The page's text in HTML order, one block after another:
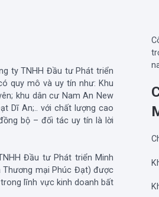
ty TNHH Đầu tư Phát triển
quy mô và uy tín như: Khu
khu dân cư Nam An New
Dĩ An;.. với chất lượng cao
bộ – đối tác uy tín là lời
Đầu tư Phát triển Minh
Thương mại Phúc Đạt) được
lĩnh vực kinh doanh bất